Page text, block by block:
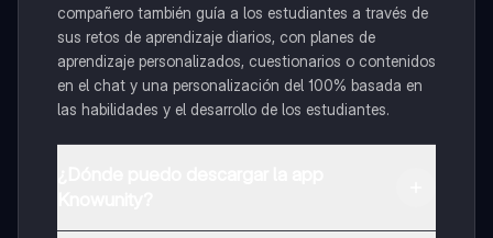
compañero también guía a los estudiantes a través de
sus retos de aprendizaje diarios, con planes de
aprendizaje personalizados, cuestionarios o contenidos
en el chat y una personalización del 100% basada en
las habilidades y el desarrollo de los estudiantes.